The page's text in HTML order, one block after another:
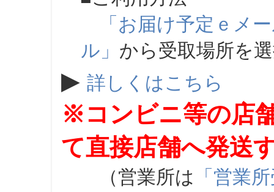
「お届け予定ｅメ
ル」 から受取場所を
▶ 詳しくはこちら
※コンビニ等の店
て直接店舗へ発送
（営業所は 「営業